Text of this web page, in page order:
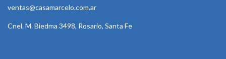
ventas@casamarcelo.com.ar
Cnel. M. Biedma 3498, Rosario, Santa Fe